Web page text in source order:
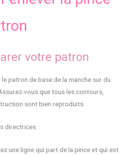
votre patron
patron de base de la manche sur du
vous que tous les contours,
sont bien reproduits.
directrices :
une ligne qui part de la pince et qui est